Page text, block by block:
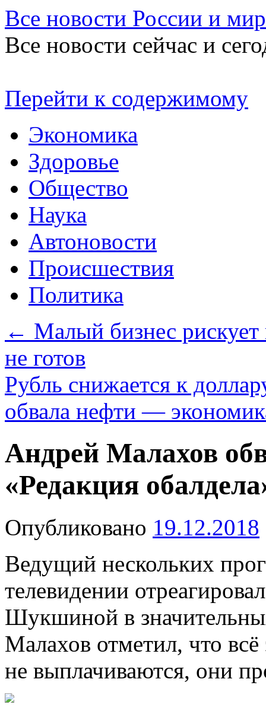
Все новости России и
Все новости сейчас и
Перейти к содержимому
Экономика
Здоровье
Общество
Наука
Автоновости
Происшествия
Политика
← Малый бизнес рискует
не готов
Рубль снижается к
обвала нефти —
Андрей Малахов
«Редакция
Опубликовано 19.12.2018
Ведущий нескольких
телевидении
Шукшиной в
Малахов отметил, что
не выплачиваются, они